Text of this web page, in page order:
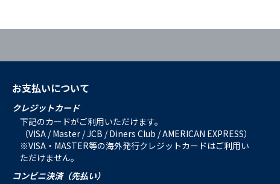
お支払いについて
クレジットカード
下記のカードがご利用いただけます。
（VISA / Master / JCB / Diners Club / AMERICAN EXPRESS）
※VISA・MASTER等の海外発行クレジットカードはご利用い
ただけません。
コンビニ決済（先払い）